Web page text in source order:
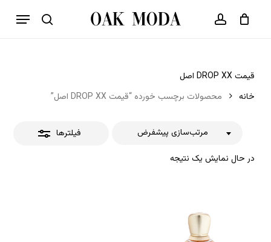
جستجو حساب کاربری
فهرست
سبد خرید بستن
قیمت DROP XX اصل
خانه
محصولات برچسب خورده “قیمت DROP XX اصل”
فیلترها
در حال نمایش یک نتیجه
مرتب‌سازی پیشفرض
بستن